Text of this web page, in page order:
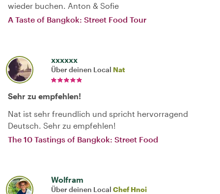
wieder buchen. Anton & Sofie
A Taste of Bangkok: Street Food Tour
xxxxxx
Über deinen Local Nat
Sehr zu empfehlen!
Nat ist sehr freundlich und spricht hervorragend
Deutsch. Sehr zu empfehlen!
The 10 Tastings of Bangkok: Street Food
Wolfram
Über deinen Local Chef Hnoi